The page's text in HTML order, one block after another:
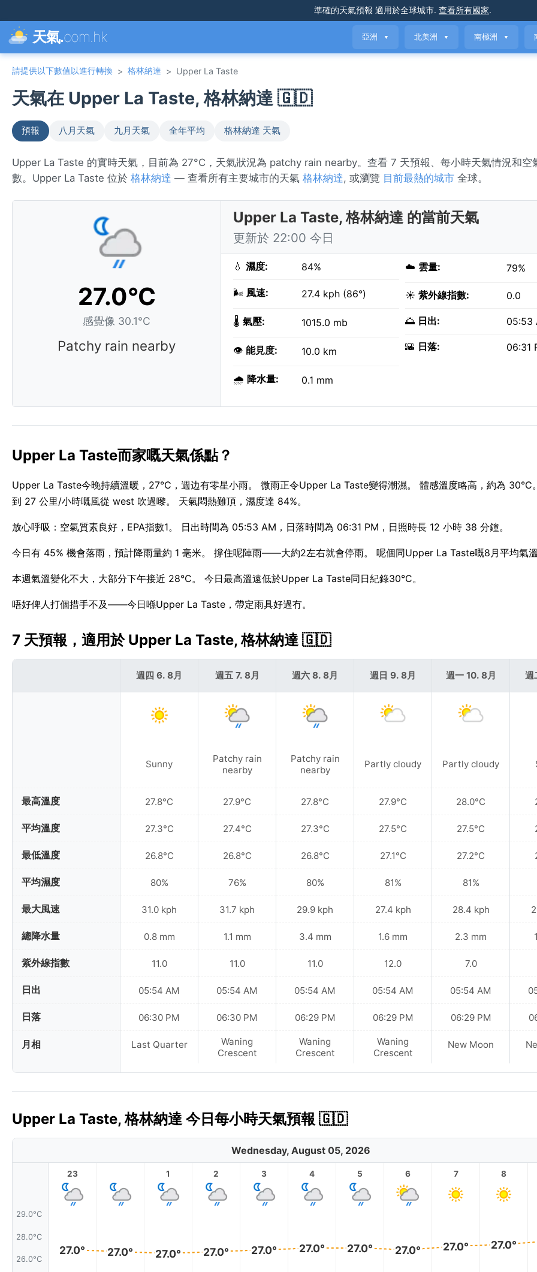
準確的天氣預報 適用於全球城市. 查看所有國家.
天氣.com.hk 亞洲 ▼ 北美洲 ▼ 南極洲 ▼
請提供以下數值以進行轉換 > 格林納達 > Upper La Taste
天氣在 Upper La Taste, 格林納達 🇬🇩
預報 八月天氣 九月天氣 全年平均 格林納達 天氣
Upper La Taste 的實時天氣，目前為 27°C，天氣狀況為 patchy rain nearby。查看 7 天預報、每小時天氣情況和空
數。Upper La Taste 位於 格林納達 — 查看所有主要城市的天氣 格林納達, 或瀏覽 目前最熱的城市 全球。
27.0°C
感覺像 30.1°C
Patchy rain nearby
Upper La Taste, 格林納達 的當前天氣
更新於 22:00 今日
💧 濕度: 84%
🌬️ 風速: 27.4 kph (86°)
🌡️ 氣壓: 1015.0 mb
👁️ 能見度: 10.0 km
🌧️ 降水量: 0.1 mm
☁️ 雲量: 79%
☀️ 紫外線指數: 0.0
🌅 日出: 05:53
🌇 日落: 06:31
Upper La Taste而家嘅天氣係點？
Upper La Taste今晚持續溫暖，27°C，週边有零星小雨。 微雨正令Upper La Taste變得潮濕。 體感溫度略高，約為 30°C
到 27 公里/小時嘅風從 west 吹過嚟。 天氣悶熱難頂，濕度達 84%。
放心呼吸：空氣質素良好，EPA指數1。 日出時間為 05:53 AM，日落時間為 06:31 PM，日照時長 12 小時 38 分鐘。
今日有 45% 機會落雨，預計降雨量約 1 毫米。 撐住呢陣雨——大約2左右就會停雨。 呢個同Upper La Taste嘅8月平均氣
本週氣溫變化不大，大部分下午接近 28°C。 今日最高溫遠低於Upper La Taste同日紀錄30°C。
唔好俾人打個措手不及——今日喺Upper La Taste，帶定雨具好過冇。
7 天預報，適用於 Upper La Taste, 格林納達 🇬🇩
最高溫度
平均溫度
最低溫度
平均濕度
最大風速
總降水量
紫外線指數
日出
日落
月相
週四 6. 8月
Sunny
27.8°C
27.3°C
26.8°C
80%
31.0 kph
0.8 mm
11.0
05:54 AM
06:30 PM
Last Quarter
週五 7. 8月
Patchy rain
nearby
27.9°C
27.4°C
26.8°C
76%
31.7 kph
1.1 mm
11.0
05:54 AM
06:30 PM
Waning
Crescent
週六 8. 8月
Patchy rain
nearby
27.8°C
27.3°C
26.8°C
80%
29.9 kph
3.4 mm
11.0
05:54 AM
06:29 PM
Waning
Crescent
週日 9. 8月
Partly cloudy
27.9°C
27.5°C
27.1°C
81%
27.4 kph
1.6 mm
12.0
05:54 AM
06:29 PM
Waning
Crescent
週一 10. 8月
Partly cloudy
28.0°C
27.5°C
27.2°C
81%
28.4 kph
2.3 mm
7.0
05:54 AM
06:29 PM
New Moon
週
Upper La Taste, 格林納達 今日每小時天氣預報 🇬🇩
Wednesday, August 05, 2026
29.0°C
28.0°C
26.0°C
23
27.0° 27.0°
1
27.0°
2
27.0°
3
27.0°
4
27.0°
5
27.0°
6
27.0°
7
27.0°
8
27.0°